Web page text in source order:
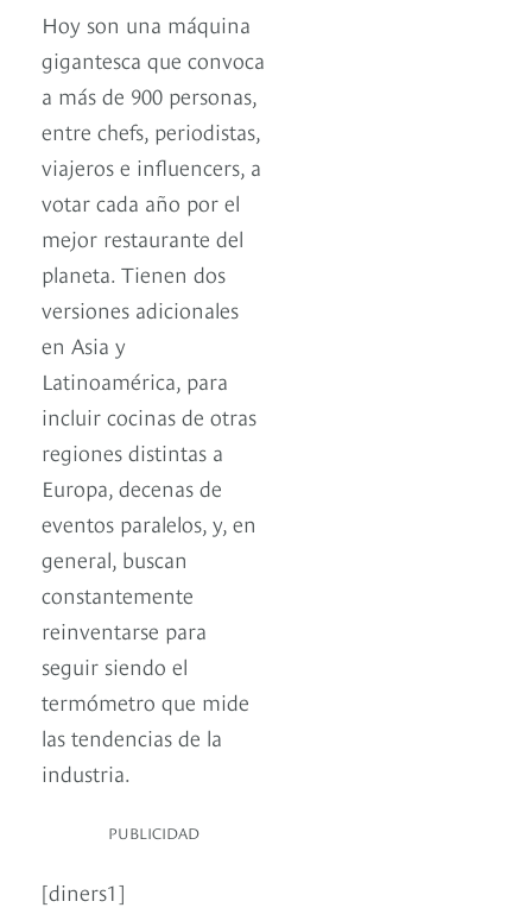
Hoy son una máquina
gigantesca que convoca
a más de 900 personas,
entre chefs, periodistas,
viajeros e influencers, a
votar cada año por el
mejor restaurante del
planeta. Tienen dos
versiones adicionales
en Asia y
Latinoamérica, para
incluir cocinas de otras
regiones distintas a
Europa, decenas de
eventos paralelos, y, en
general, buscan
constantemente
reinventarse para
seguir siendo el
termómetro que mide
las tendencias de la
industria.
PUBLICIDAD
[diners1]